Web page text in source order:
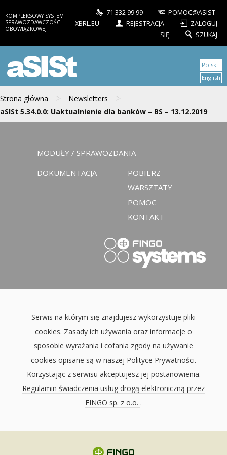
KOMPLEKSOWY SYSTEM
SPRAWOZDAWCZOŚCI
OBOWIĄZKOWEJ
71 332 99 99
POMOC@ASIST-
XBRL.EU
REJESTRACJA
ZALOGUJ
SIĘ
SZUKAJ
aSISt
Strona główna > Newsletters >
aSISt 5.34.0.0: Uaktualnienie dla banków – BS – 13.12.2019
Polski
English
MODUŁY / SPRAWOZDANIA
DOKUMENTACJA
POBIERZ
WARSZTATY
POMOC
KONTAKT
Serwis na którym się znajdujesz wykorzystuje pliki
cookies. Zasady ich używania oraz informacje o
sposobie wyrażania i cofania zgody na używanie
cookies opisane są w naszej Polityce Prywatności.
Korzystając z serwisu akceptujesz jej postanowienia.
Regulamin świadczenia usług drogą elektroniczną przez
FINGO sp. z o.o. .